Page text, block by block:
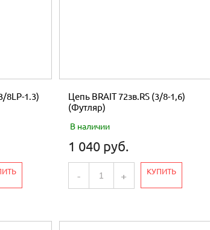
8LP-1.3)
Цепь BRAIT 72зв.RS (3/8-1,6)
(Футляр)
В наличии
1 040 руб.
- + КУПИТЬ